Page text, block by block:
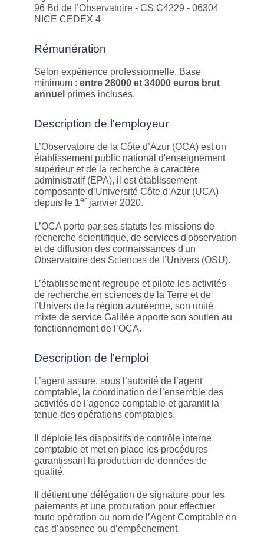
96 Bd de l’Observatoire - CS C4229 - 06304
NICE CEDEX 4
Rémunération
Selon expérience professionnelle. Base
minimum : entre 28000 et 34000 euros brut
annuel primes incluses.
Description de l'employeur
L’Observatoire de la Côte d’Azur (OCA) est un
établissement public national d'enseignement
supérieur et de la recherche à caractère
administratif (EPA), il est établissement
composante d’Université Côte d’Azur (UCA)
depuis le 1er janvier 2020.
L’OCA porte par ses statuts les missions de
recherche scientifique, de services d'observation
et de diffusion des connaissances d'un
Observatoire des Sciences de l’Univers (OSU).
L’établissement regroupe et pilote les activités
de recherche en sciences de la Terre et de
l’Univers de la région azuréenne, son unité
mixte de service Galilée apporte son soutien au
fonctionnement de l’OCA.
Description de l'emploi
L’agent assure, sous l’autorité de l’agent
comptable, la coordination de l’ensemble des
activités de l’agence comptable et garantit la
tenue des opérations comptables.
Il déploie les dispositifs de contrôle interne
comptable et met en place les procédures
garantissant la production de données de
qualité.
Il détient une délégation de signature pour les
paiements et une procuration pour effectuer
toute opération au nom de l’Agent Comptable en
cas d’absence ou d’empêchement.